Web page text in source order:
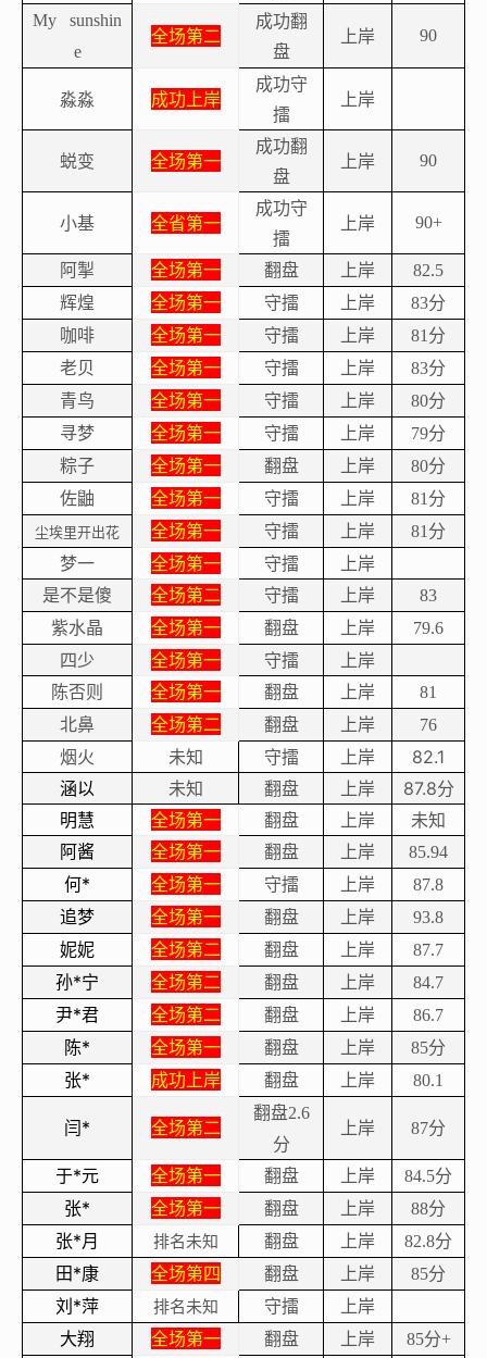
My sunshin
e
全场第二
成功翻
盘
上岸 90
淼淼 成功上岸
成功守
擂
上岸
蜕变 全场第一
成功翻
盘
上岸 90
小基 全省第一
成功守
擂
上岸 90+
阿掣 全场第一 翻盘 上岸 82.5
辉煌 全场第一 守擂 上岸 83分
咖啡
全场第一 守擂 上岸 81 分
老贝
全场第一 守擂 上岸 83分
青鸟
全场第一 守擂 上岸 80分
寻梦
全场第一 守擂 上岸 79分
粽子
全场第一 翻盘 上岸 80分
佐鼬
全场第一 守擂 上岸 81 分
尘埃里开出花 全场第一 守擂 上岸 81 分
梦一
全场第一 守擂
上岸
是不是傻
全场第二 守擂 上岸 83
紫水晶 全场第一 翻盘 上岸 79.6
四少 全场第一 守擂
上岸
陈否则
全场第一 翻盘 上岸 81
北鼻 全场第二 翻盘 上岸 76
烟火 未知 守擂 上岸
82.1
涵以
未知 翻盘 上岸 87.8分
明慧
全场第一 翻盘 上岸
未知
阿酱
全场第一 翻盘 上岸 85.94
何* 全场第一 守擂 上岸 87.8
追梦 全场第一 翻盘 上岸 93.8
妮妮 全场第二 翻盘 上岸 87.7
孙*宁 全场第二 翻盘 上岸 84.7
尹*君 全场第二 翻盘 上岸 86.7
陈* 全场第一 翻盘 上岸 85分
张*
成功上岸 翻盘 上岸 80.1
闫* 全场第二
翻盘2.6
分
上岸 87分
于*元 全场第一 翻盘 上岸 84.5分
张*
全场第一 翻盘 上岸 88分
张*月
排名未知 翻盘 上岸 82.8分
田*康
全场第四 翻盘 上岸 85分
刘*萍
排名未知 守擂
上岸
大翔
全场第一 翻盘 上岸 85分+